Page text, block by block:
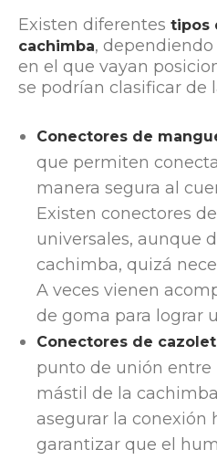
Existen diferentes tipos
cachimba,
en el que vayan
se podrían clasificar de
Conectores de
que permiten
manera segura al
Existen conectores
universales, aunque
cachimba, quizá
A veces vienen
de goma para lograr
Conectores de
punto de unión entre
mástil de la
asegurar la conexión
garantizar que el